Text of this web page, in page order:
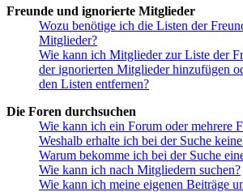
Freunde und ignorierte Mitglieder
Wozu benötige ich die Listen der
Mitglieder?
Wie kann ich Mitglieder zur Liste der
der ignorierten Mitglieder hinzufügen
den Listen entfernen?
Die Foren durchsuchen
Wie kann ich ein Forum oder mehrere
Weshalb erhalte ich bei der Suche
Warum bekomme ich bei der Suche
Wie kann ich nach Mitgliedern suchen?
Wie kann ich meine eigenen Beiträge